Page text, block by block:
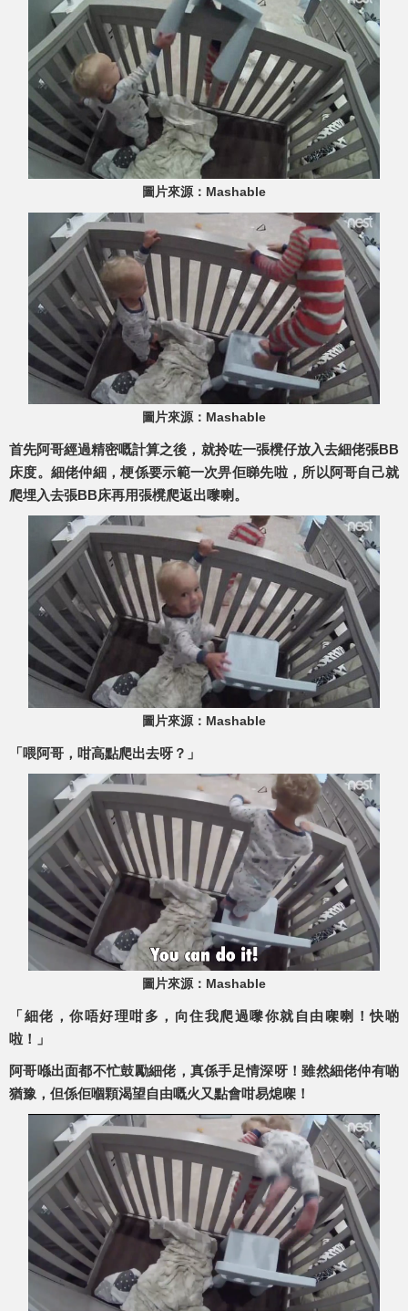
圖片來源：Mashable
圖片來源：Mashable
首先阿哥經過精密嘅計算之後，就拎咗一張櫈仔放入去細佬張BB
床度。細佬仲細，梗係要示範一次畀佢睇先啦，所以阿哥自己就
爬埋入去張BB床再用張櫈爬返出嚟喇。
圖片來源：Mashable
「喂阿哥，咁高點爬出去呀？」
圖片來源：Mashable
「細佬，你唔好理咁多，向住我爬過嚟你就自由㗎喇！快啲
啦！」
阿哥喺出面都不忙鼓勵細佬，真係手足情深呀！雖然細佬仲有啲
猶豫，但係佢嗰顆渴望自由嘅火又點會咁易熄㗎！